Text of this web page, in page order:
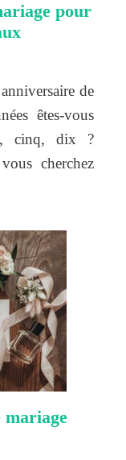
pour
de
êtes-vous
cinq, dix ?
cherchez
mariage